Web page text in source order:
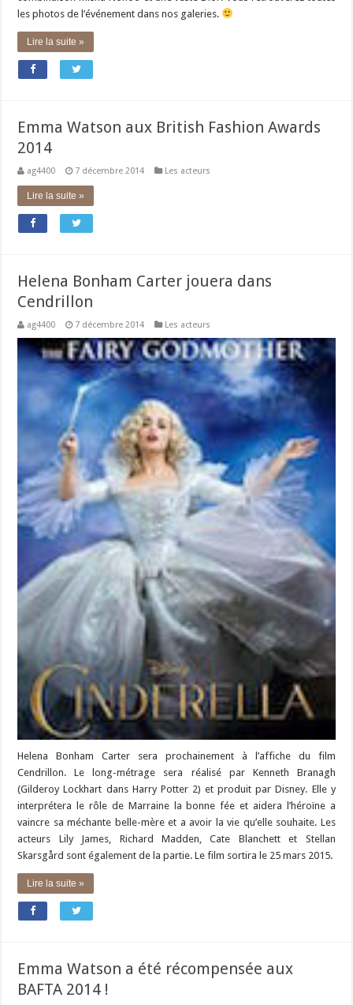
les photos de l’événement dans nos galeries.
Lire la suite »
Emma Watson aux British Fashion Awards
2014
ag4400 7 décembre 2014 Les acteurs
Lire la suite »
Helena Bonham Carter jouera dans
Cendrillon
ag4400 7 décembre 2014 Les acteurs
Helena Bonham Carter sera prochainement à l’affiche du film
Cendrillon. Le long-métrage sera réalisé par Kenneth Branagh
(Gilderoy Lockhart dans Harry Potter 2) et produit par Disney. Elle y
interprétera le rôle de Marraine la bonne fée et aidera l’héroïne a
vaincre sa méchante belle-mère et a avoir la vie qu’elle souhaite. Les
acteurs Lily James, Richard Madden, Cate Blanchett et Stellan
Skarsgård sont également de la partie. Le film sortira le 25 mars 2015.
Lire la suite »
Emma Watson a été récompensée aux
BAFTA 2014 !